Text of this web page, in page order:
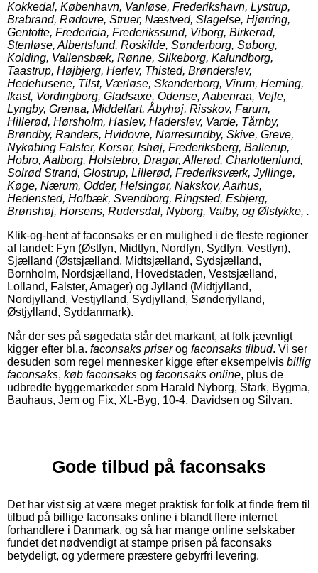
Kokkedal, København, Vanløse, Frederikshavn, Lystrup,
Brabrand, Rødovre, Struer, Næstved, Slagelse, Hjørring,
Gentofte, Fredericia, Frederikssund, Viborg, Birkerød,
Stenløse, Albertslund, Roskilde, Sønderborg, Søborg,
Kolding, Vallensbæk, Rønne, Silkeborg, Kalundborg,
Taastrup, Højbjerg, Herlev, Thisted, Brønderslev,
Hedehusene, Tilst, Værløse, Skanderborg, Virum, Herning,
Ikast, Vordingborg, Gladsaxe, Odense, Aabenraa, Vejle,
Lyngby, Grenaa, Middelfart, Åbyhøj, Risskov, Farum,
Hillerød, Hørsholm, Haslev, Haderslev, Varde, Tårnby,
Brøndby, Randers, Hvidovre, Nørresundby, Skive, Greve,
Nykøbing Falster, Korsør, Ishøj, Frederiksberg, Ballerup,
Hobro, Aalborg, Holstebro, Dragør, Allerød, Charlottenlund,
Solrød Strand, Glostrup, Lillerød, Frederiksværk, Jyllinge,
Køge, Nærum, Odder, Helsingør, Nakskov, Aarhus,
Hedensted, Holbæk, Svendborg, Ringsted, Esbjerg,
Brønshøj, Horsens, Rudersdal, Nyborg, Valby, og Ølstykke, .
Klik-og-hent af faconsaks er en mulighed i de fleste regioner
af landet: Fyn (Østfyn, Midtfyn, Nordfyn, Sydfyn, Vestfyn),
Sjælland (Østsjælland, Midtsjælland, Sydsjælland,
Bornholm, Nordsjælland, Hovedstaden, Vestsjælland,
Lolland, Falster, Amager) og Jylland (Midtjylland,
Nordjylland, Vestjylland, Sydjylland, Sønderjylland,
Østjylland, Syddanmark).
Når der ses på søgedata står det markant, at folk jævnligt
kigger efter bl.a. faconsaks priserog faconsaks tilbud. Vi ser
desuden som regel mennesker kigge efter eksempelvis billig
faconsaks, køb faconsaks og faconsaks online, plus de
udbredte byggemarkeder som Harald Nyborg, Stark, Bygma,
Bauhaus, Jem og Fix, XL-Byg, 10-4, Davidsen og Silvan.
Gode tilbud på faconsaks
Det har vist sig at være meget praktisk for folk at finde frem til
tilbud på billige faconsaks online i blandt flere internet
forhandlere i Danmark, og så har mange online selskaber
fundet det nødvendigt at stampe prisen på faconsaks
betydeligt, og ydermere præstere gebyrfri levering.